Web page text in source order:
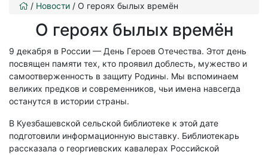
/ Новости / О героях былых времён
О героях былых времён
9 декабря в России — День Героев Отечества. Этот день
посвящен памяти тех, кто проявил доблесть, мужество и
самоотверженность в защиту Родины. Мы вспоминаем
великих предков и современников, чьи имена навсегда
останутся в истории страны.
В Куезбашевской сельской библиотеке к этой дате
подготовили информационную выставку. Библиотекарь
рассказала о георгиевских кавалерах Российской